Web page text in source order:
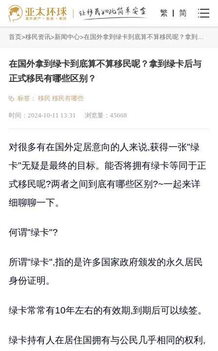
繁 简
首页 移民资讯 新闻中心 在国外拿到绿卡到底算不算移民呢？拿到绿卡后与正式移民有哪些区别？
在国外拿到绿卡到底算不算移民呢？拿到绿卡后与
正式移民有哪些区别？
标签： 移民 移民有哪些
时间： 2024-10-11 13:31 浏览量： 45668
对很多有在国外定居意向的人来说,获得一张"绿
卡"无疑是最终的目标。能否将拥有绿卡等同于正
式移民呢?两者之间到底有哪些区别?~一起来详
细聊聊一下。
何谓"绿卡"?
所谓"绿卡",指的是许多国家政府颁发的永久居民
身份证明。
绿卡常常有10年左右的有效期,到期后可以续签。
绿卡持有人在居住国拥有与公民几乎相同的权利,